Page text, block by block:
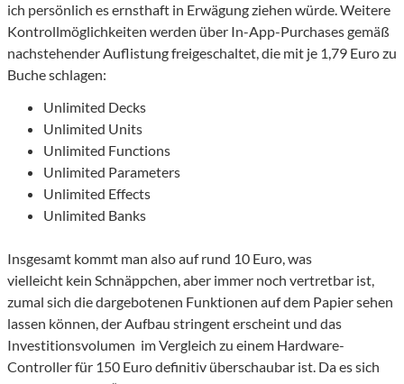
ich persönlich es ernsthaft in Erwägung ziehen würde. Weitere
Kontrollmöglichkeiten werden über In-App-Purchases gemäß
nachstehender Auflistung freigeschaltet, die mit je 1,79 Euro zu
Buche schlagen:
Unlimited Decks
Unlimited Units
Unlimited Functions
Unlimited Parameters
Unlimited Effects
Unlimited Banks
Insgesamt kommt man also auf rund 10 Euro, was
vielleicht kein Schnäppchen, aber immer noch vertretbar ist,
zumal sich die dargebotenen Funktionen auf dem Papier sehen
lassen können, der Aufbau stringent erscheint und das
Investitionsvolumen im Vergleich zu einem Hardware-
Controller für 150 Euro definitiv überschaubar ist. Da es sich